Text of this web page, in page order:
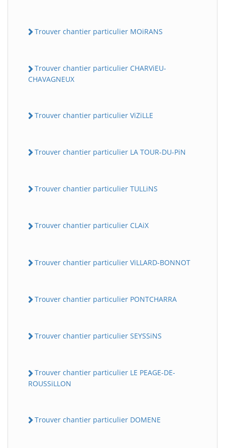
Trouver chantier particulier MOiRANS
Trouver chantier particulier CHARViEU-
CHAVAGNEUX
Trouver chantier particulier ViZiLLE
Trouver chantier particulier LA TOUR-DU-PiN
Trouver chantier particulier TULLiNS
Trouver chantier particulier CLAiX
Trouver chantier particulier ViLLARD-BONNOT
Trouver chantier particulier PONTCHARRA
Trouver chantier particulier SEYSSiNS
Trouver chantier particulier LE PEAGE-DE-
ROUSSiLLON
Trouver chantier particulier DOMENE